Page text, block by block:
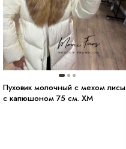
Пуховик молочный с мехом лисы
с капюшоном 75 см. XM